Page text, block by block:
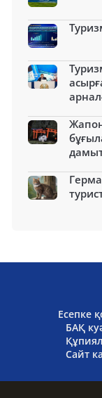
Есепке
БАҚ
Сайт